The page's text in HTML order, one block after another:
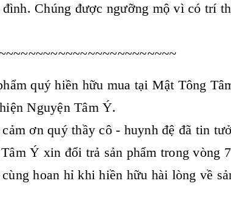
Chúng được ngưỡng mộ vì có trí
quý hiền hữu mua tại Mật Tông
Nguyện Tâm Ý.
ơn quý thầy cô - huynh đệ đã tin
Ý xin đổi trả sản phẩm trong vòng
hoan hỉ khi hiền hữu hài lòng về